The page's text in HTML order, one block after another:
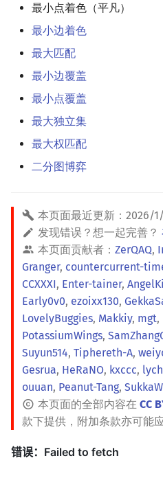
最小点着色（平凡）
最小边着色
最大匹配
最小边覆盖
最小点覆盖
最大独立集
最大权匹配
二分图博弈
本页面最近更新： 2026/
发现错误？想一起完善？
本页面贡献者： ZerQAQ,
Granger, countercurrent-
CCXXXI, Enter-tainer,
Early0v0, ezoixx130,
LovelyBuggies, Makkiy, mgt,
PotassiumWings,
Suyun514, Tiphereth-A,
Gesrua, HeRaNO, kxccc,
ouuan, Peanut-Tang, SukkaW
本页面的全部内容在 CC
款下提供，附加条款亦可能